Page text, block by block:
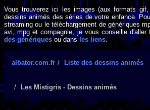
Vous trouverez ici les images (aux formats
dessins animés des séries de votre enfance.
streaming ou le téléchargement de génériques
avi, mpg et compagnie, je vous conseille
des génériques ou dansles liens.
albator.com.fr Liste des dessins animés
Les Mistigris - Dessins animés